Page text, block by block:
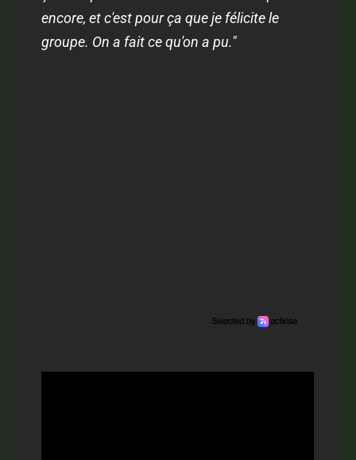
encore, et c'est pour ça que je félicite le
groupe. On a fait ce qu'on a pu."